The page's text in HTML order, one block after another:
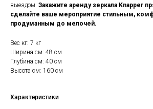
выездом. Закажите аренду зеркала Knapper
сделайте ваше мероприятие стильным,
продуманным до мелочей.
Вес кг: 7 кг
Ширина см: 48 см
Глубина см: 40 см
Высота см: 160 см
Характеристики